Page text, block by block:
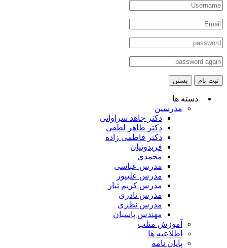
ثبت نام بستن
دسته ها
مدرسین
دکتر جاهد سراوانی
دکتر طاهر لطفی
دکتر فاطمی زاده
فریدونیان
محمدی
مدرس عباسی
مدرس علیپور
مدرس کریم تبار
مدرس نادری
مدرس نظری
مهندس پاسبان
آموزش متلب
اطلاعیه ها
پایان نامه